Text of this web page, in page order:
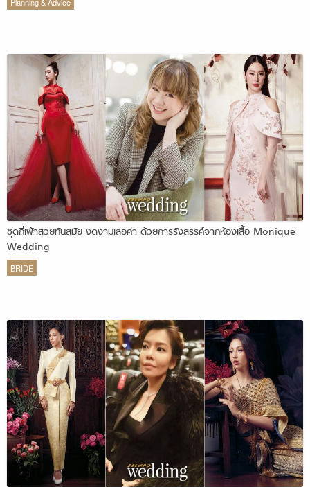
ชุดกี่เพ้าสวยทันสมัย งดงามเลอค่า ด้วยการรังสรรค์จากห้องเสื้อ Monique
Wedding
BRIDE